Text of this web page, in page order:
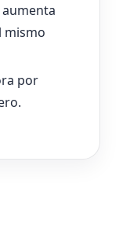
aumenta
mismo
por